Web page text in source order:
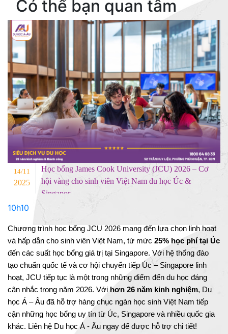
Có thể bạn quan tâm
14/11
2025
Học bổng James Cook University (JCU) 2026 – Cơ
hội vàng cho sinh viên Việt Nam du học Úc &
Singapor
10h10
Chương trình học bổng JCU 2026 mang đến lựa chọn linh hoạt
và hấp dẫn cho sinh viên Việt Nam, từ mức 25% học phí tại Úc
đến các suất học bổng giá trị tại Singapore. Với hệ thống đào
tạo chuẩn quốc tế và cơ hội chuyển tiếp Úc – Singapore linh
hoạt, JCU tiếp tục là một trong những điểm đến du học đáng
cân nhắc trong năm 2026. Với hơn 26 năm kinh nghiệm, Du
học Á – Âu đã hỗ trợ hàng chục ngàn học sinh Việt Nam tiếp
cận những học bổng uy tín từ Úc, Singapore và nhiều quốc gia
khác. Liên hệ Du học Á - Âu ngay để được hỗ trợ chi tiết!